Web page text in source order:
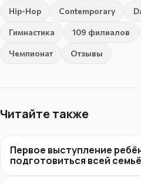
Hip-Hop Contemporary
Гимнастика 109 филиалов
Чемпионат Отзывы
Читайте также
Первое выступление
подготовиться всей